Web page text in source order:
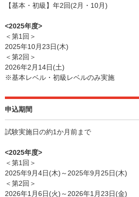
【基本・初級】年2回(2月・10月)
<2025年度>
＜第1回＞
2025年10月23日(木)
＜第2回＞
2026年2月14日(土)
※基本レベル・初級レベルのみ実施
申込期間
試験実施日の約1か月前まで
<2025年度>
＜第1回＞
2025年9月4日(木)～2025年9月25日(木)
＜第2回＞
2026年1月6日(火)～2026年1月23日(金)